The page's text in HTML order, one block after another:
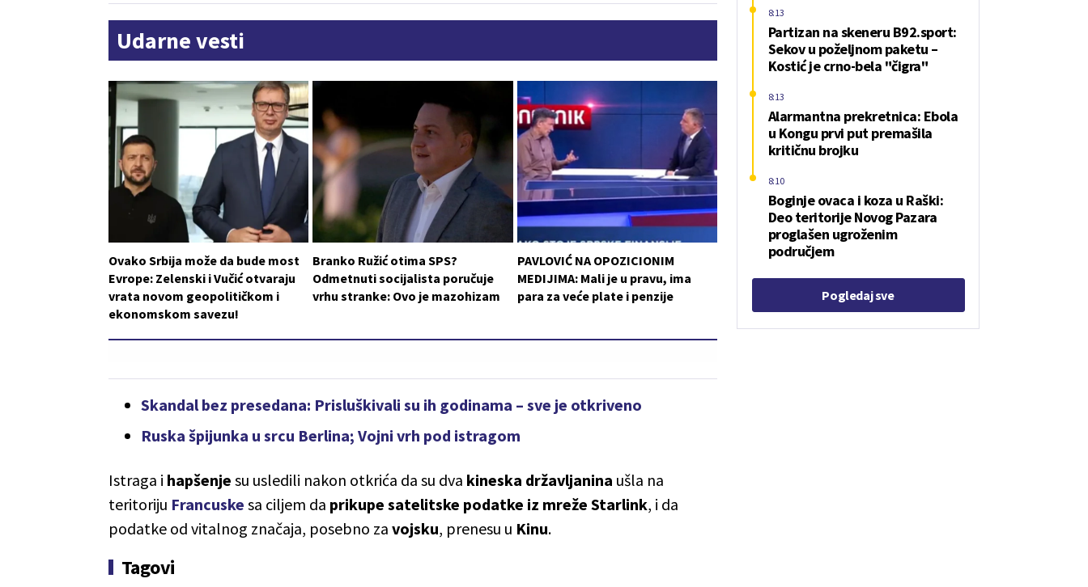
Udarne vesti
Ovako Srbija može da bude most
Evrope: Zelenski i Vučić otvaraju
vrata novom geopolitičkom i
ekonomskom savezu!
Branko Ružić otima SPS?
Odmetnuti socijalista poručuje
vrhu stranke: Ovo je mazohizam
PAVLOVIĆ NA OPOZICIONIM
MEDIJIMA: Mali je u pravu, ima
para za veće plate i penzije
Skandal bez presedana: Prisluškivali su ih godinama – sve je otkriveno
Ruska špijunka u srcu Berlina; Vojni vrh pod istragom
Istraga i hapšenje su usledili nakon otkrića da su dva kineska državljanina ušla na
teritoriju Francuske sa ciljem da prikupe satelitske podatke iz mreže Starlink, i da
podatke od vitalnog značaja, posebno za vojsku, prenesu u Kinu.
Tagovi
Partizan na skeneru B92.sport:
Sekov u poželjnom paketu –
Kostić je crno-bela "čigra"
8:13
Alarmantna prekretnica: Ebola
u Kongu prvi put premašila
kritičnu brojku
8:13
Boginje ovaca i koza u Raški:
Deo teritorije Novog Pazara
proglašen ugroženim
područjem
8:10
Pogledaj sve